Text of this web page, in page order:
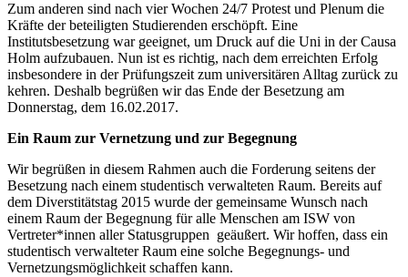
Zum anderen sind nach vier Wochen 24/7 Protest und Plenum die
Kräfte der beteiligten Studierenden erschöpft. Eine
Institutsbesetzung war geeignet, um Druck auf die Uni in der Causa
Holm aufzubauen. Nun ist es richtig, nach dem erreichten Erfolg
insbesondere in der Prüfungszeit zum universitären Alltag zurück zu
kehren. Deshalb begrüßen wir das Ende der Besetzung am
Donnerstag, dem 16.02.2017.
Ein Raum zur Vernetzung und zur Begegnung
Wir begrüßen in diesem Rahmen auch die Forderung seitens der
Besetzung nach einem studentisch verwalteten Raum. Bereits auf
dem Diverstitätstag 2015 wurde der gemeinsame Wunsch nach
einem Raum der Begegnung für alle Menschen am ISW von
Vertreter*innen aller Statusgruppen geäußert. Wir hoffen, dass ein
studentisch verwalteter Raum eine solche Begegnungs- und
Vernetzungsmöglichkeit schaffen kann.